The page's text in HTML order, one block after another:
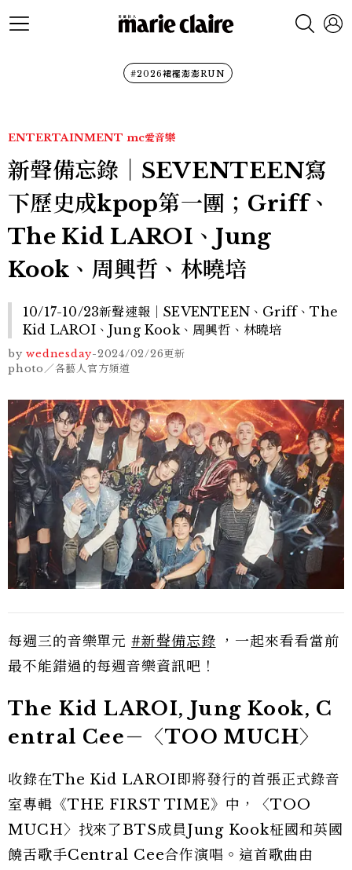
#2026裙襬澎澎RUN
ENTERTAINMENT mc愛音樂
新聲備忘錄｜SEVENTEEN寫
下歷史成kpop第一團；Griff、
The Kid LAROI、Jung
Kook、周興哲、林曉培
10/17-10/23新聲速報｜SEVENTEEN、Griff、The
Kid LAROI、Jung Kook、周興哲、林曉培
by wednesday-2024/02/26更新
photo／各藝人官方頻道
每週三的音樂單元#新聲備忘錄 ，一起來看看當前
最不能錯過的每週音樂資訊吧！
The Kid LAROI, Jung Kook, C
entral Cee－〈TOO MUCH〉
收錄在The Kid LAROI即將發行的首張正式錄音
室專輯《THE FIRST TIME》中，〈TOO
MUCH〉找來了BTS成員Jung Kook柾國和英國
饒舌歌手Central Cee合作演唱。這首歌曲由